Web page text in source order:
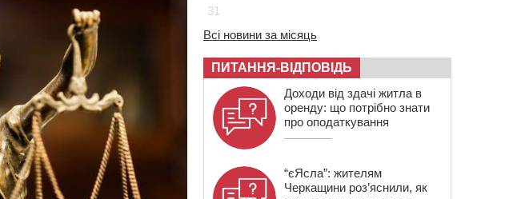
31
Всі новини за місяць
ПИТАННЯ-ВІДПОВІДЬ
Доходи від здачі житла в
оренду: що потрібно знати
про оподаткування
“єЯсла”: жителям
Черкащини роз’яснили, як